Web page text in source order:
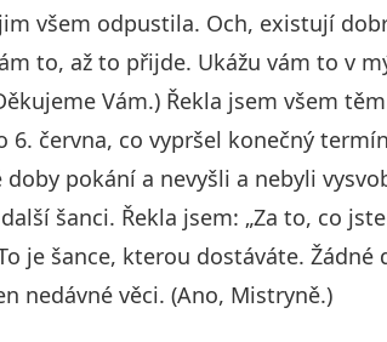
všem odpustila. Och, existují
to, až to přijde. Ukážu vám to v
Vám.) Řekla jsem všem
6. června, co vypršel konečný
pokání a nevyšli a nebyli
šanci. Řekla jsem: „Za to, co
je šance, kterou dostáváte. Žádné
nedávné věci. (Ano, Mistryně.)